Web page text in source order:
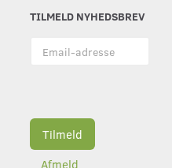
TILMELD NYHEDSBREV
adresse
Tilmeld
Afmeld